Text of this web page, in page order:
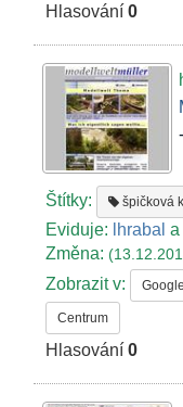
Hlasování0
-
Štítky: špičková
Eviduje: lhrabal a
Změna:
Zobrazit v: Google
Centrum
Hlasování0